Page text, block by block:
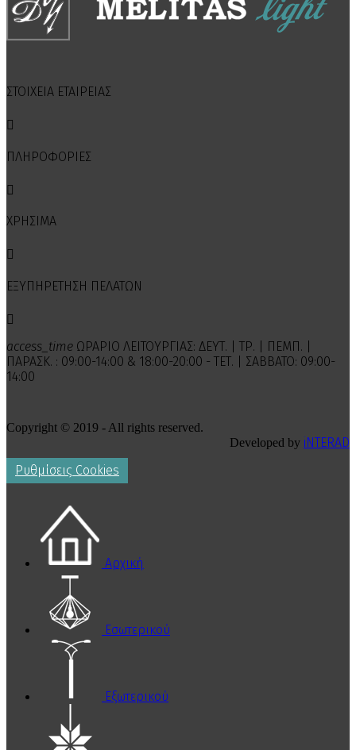
ΣΤΟΙΧΕΙΑ ΕΤΑΙΡΕΙΑΣ

ΠΛΗΡΟΦΟΡΙΕΣ

ΧΡΗΣΙΜΑ

ΕΞΥΠΗΡΕΤΗΣΗ ΠΕΛΑΤΩΝ

access_time ΩΡΑΡΙΟ ΛΕΙΤΟΥΡΓΙΑΣ: ΔΕΥΤ. | ΤΡ. | ΠΕΜΠ. |
ΠΑΡΑΣΚ. : 09:00-14:00 & 18:00-20:00 - ΤΕΤ. | ΣΑΒΒΑΤΟ: 09:00-
14:00
Copyright © 2019 - All rights reserved.
Developed by iNTERAD
Ρυθμίσεις Cookies
Αρχική
Εσωτερικού
Εξωτερικού